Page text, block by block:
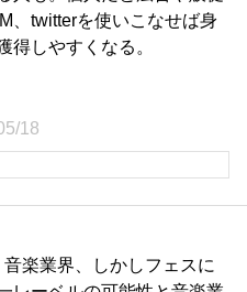
、twitterを使いこなせば身
得しやすくなる。
18
楽業界、しかしフェスに